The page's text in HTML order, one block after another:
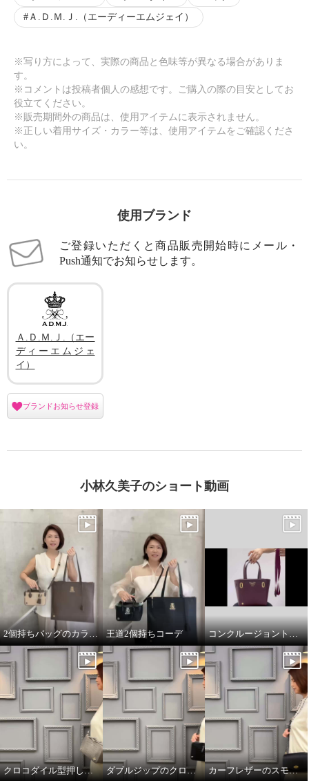
×
Ａ.Ｄ.Ｍ.Ｊ.（エーディーエムジェイ）
※写り方によって、実際の商品と色味等が異なる場合がありま
す。
※コメントは投稿者個人の感想です。ご購入の際の目安としてお
役立てください。
※販売期間外の商品は、使用アイテムに表示されません。
※正しい着用サイズ・カラー等は、使用アイテムをご確認くださ
い。
使用ブランド
ご登録いただくと商品販売開始時にメール・
Push通知でお知らせします。
Ａ.Ｄ.Ｍ.Ｊ.（エー
ディーエムジェ
イ）
ブランドお知らせ登録
小林久美子のショート動画
2個持ちバッグのカラーコーデ 王道2個持ちコーデ コンクルージョントートのリボンの付け方
クロコダイル型押しダブルジップのオーラ ダブルジップのクロコダイル型押しのオーラ カーフレザーのスモールウォレット